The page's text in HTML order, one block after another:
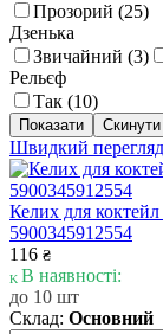
Прозорий (25)
Дзенька
Звичайний (3)
Рельєф
Так (10)
Швидкий перегляд
Келих для
5900345912554
116 ₴
В наявності:
до 10 шт
Склад: Основний